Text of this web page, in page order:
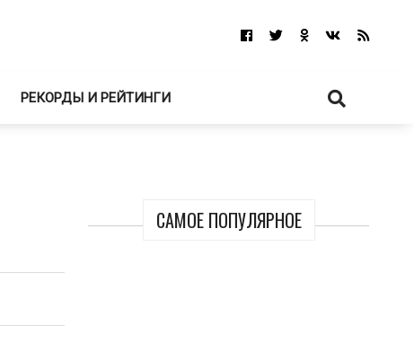
РЕКОРДЫ И РЕЙТИНГИ
САМОЕ ПОПУЛЯРНОЕ